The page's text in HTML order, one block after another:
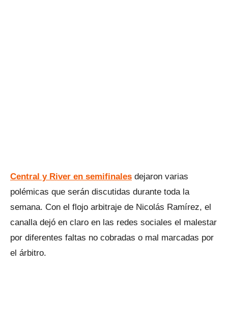
Central y River en semifinales dejaron varias
polémicas que serán discutidas durante toda la
semana. Con el flojo arbitraje de Nicolás Ramírez, el
canalla dejó en claro en las redes sociales el malestar
por diferentes faltas no cobradas o mal marcadas por
el árbitro.